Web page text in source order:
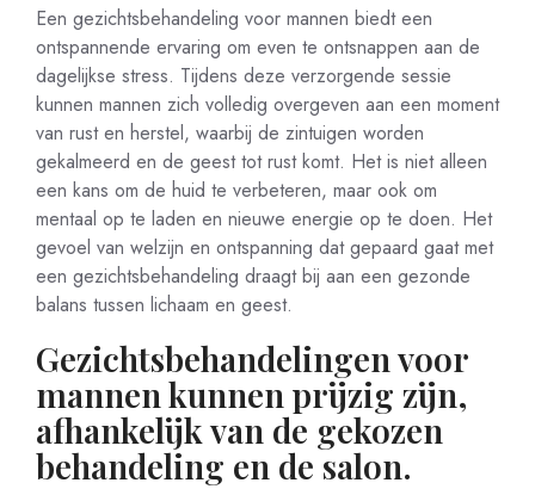
Een gezichtsbehandeling voor mannen biedt een
ontspannende ervaring om even te ontsnappen aan de
dagelijkse stress. Tijdens deze verzorgende sessie
kunnen mannen zich volledig overgeven aan een moment
van rust en herstel, waarbij de zintuigen worden
gekalmeerd en de geest tot rust komt. Het is niet alleen
een kans om de huid te verbeteren, maar ook om
mentaal op te laden en nieuwe energie op te doen. Het
gevoel van welzijn en ontspanning dat gepaard gaat met
een gezichtsbehandeling draagt bij aan een gezonde
balans tussen lichaam en geest.
Gezichtsbehandelingen voor
mannen kunnen prijzig zijn,
afhankelijk van de gekozen
behandeling en de salon.